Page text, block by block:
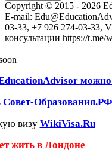
Copyright © 2015 - 2026
E-mail:
03-33, +7 926 274-03-33,
консультации https://t.me/
Совет-Образования.РФ
визу WikiVisa.Ru
жить в Лондоне